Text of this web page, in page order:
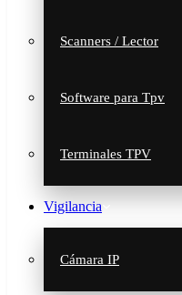
Scanners / Lector
Software para Tpv
Terminales TPV
Vigilancia
Cámara IP